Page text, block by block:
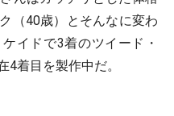
（40歳）とそんなに変わ
イドで3着のツイード・
4着目を製作中だ。